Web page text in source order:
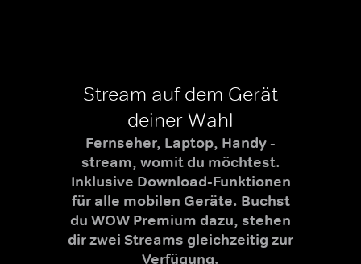
Stream auf dem Gerät
deiner Wahl
Fernseher, Laptop, Handy -
stream, womit du möchtest.
Inklusive Download-Funktionen
für alle mobilen Geräte. Buchst
du WOW Premium dazu, stehen
dir zwei Streams gleichzeitig zur
Verfügung.